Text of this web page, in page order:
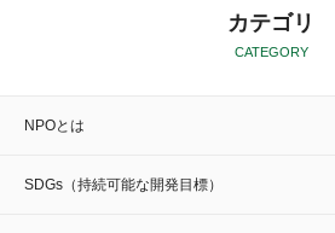
カテゴリ
CATEGORY
NPOとは
SDGs（持続可能な開発目標）